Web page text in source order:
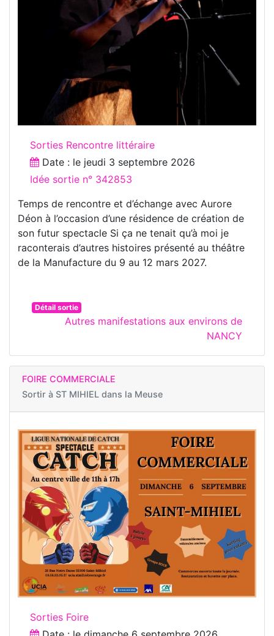
Sorties Rencontre littéraire
Date : le jeudi 3 septembre 2026
Idée sortie n° 342853
Temps de rencontre et d’échange avec Aurore
Déon à l’occasion d’une résidence de création de
son futur spectacle Si ça ne tenait qu’à moi je
raconterais d’autres histoires présenté au théâtre
de la Manufacture du 9 au 12 mars 2027.
Détail sortie
Autres manifestations aux environs de
NANCY
FOIRE COMMERCIALE
Sortir à ST MIHIEL dans la Meuse
Sorties Foire